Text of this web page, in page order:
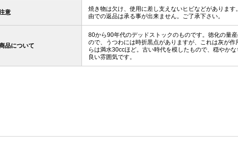
意
焼き物は欠け、使用に差し支えないヒビなどがありま
由での返品は承る事が出来ません。ご了承下さい。
品について
80から90年代のデッドストックのものです。徳化の量
ので、うつわには時折黒点がありますが、これは灰が
らは満水30ccほど。古い時代を模したもので、穏やか
良い雰囲気です。